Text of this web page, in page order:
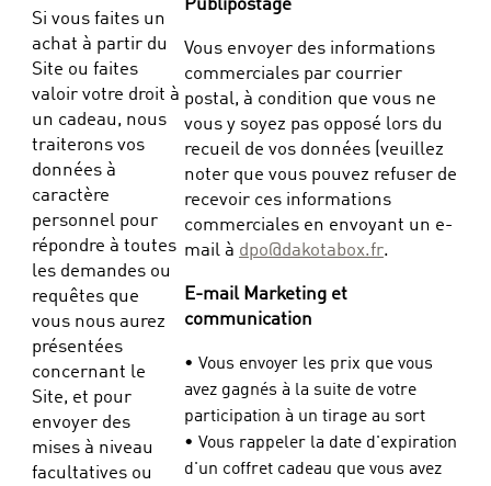
Si vous faites un
achat à partir du
Site ou faites
valoir votre droit à
un cadeau, nous
traiterons vos
données à
caractère
personnel pour
répondre à toutes
les demandes ou
requêtes que
vous nous aurez
présentées
concernant le
Site, et pour
envoyer des
mises à niveau
facultatives ou
Publipostage
Vous envoyer des informations
commerciales par courrier
postal, à condition que vous ne
vous y soyez pas opposé lors du
recueil de vos données (veuillez
noter que vous pouvez refuser de
recevoir ces informations
commerciales en envoyant un e-
mail à dpo@dakotabox.fr.
E-mail Marketing et
communication
• Vous envoyer les prix que vous
avez gagnés à la suite de votre
participation à un tirage au sort
• Vous rappeler la date d'expiration
d'un coffret cadeau que vous avez